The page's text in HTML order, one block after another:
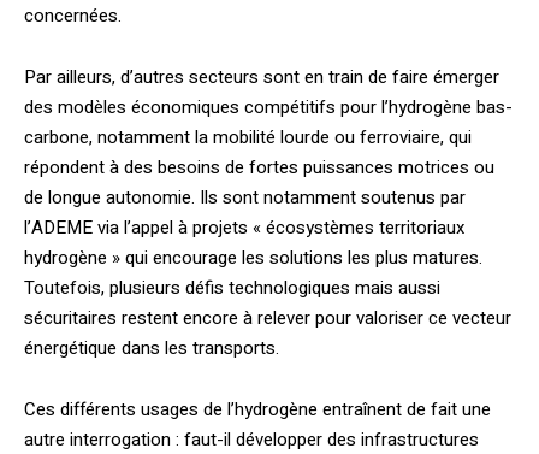
concernées.
Par ailleurs, d’autres secteurs sont en train de faire émerger
des modèles économiques compétitifs pour l’hydrogène bas-
carbone, notamment la mobilité lourde ou ferroviaire, qui
répondent à des besoins de fortes puissances motrices ou
de longue autonomie. Ils sont notamment soutenus par
l’ADEME via l’appel à projets « écosystèmes territoriaux
hydrogène » qui encourage les solutions les plus matures.
Toutefois, plusieurs défis technologiques mais aussi
sécuritaires restent encore à relever pour valoriser ce vecteur
énergétique dans les transports.
Ces différents usages de l’hydrogène entraînent de fait une
autre interrogation : faut-il développer des infrastructures